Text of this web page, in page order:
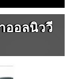
ออลนิววี